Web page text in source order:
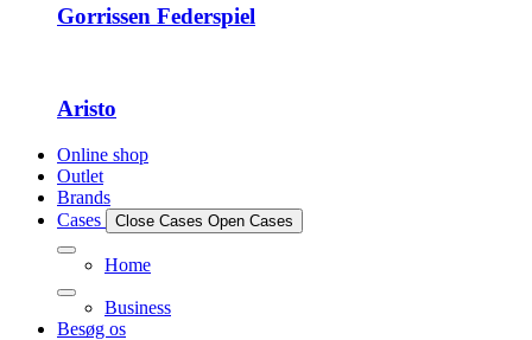
Gorrissen Federspiel
Aristo
Online shop
Outlet
Brands
Cases
Close Cases Open Cases
Home
Business
Besøg os